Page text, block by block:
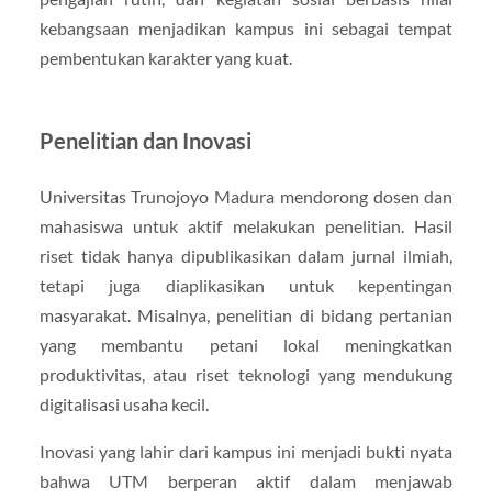
kebangsaan menjadikan kampus ini sebagai tempat
pembentukan karakter yang kuat.
Penelitian dan Inovasi
Universitas Trunojoyo Madura mendorong dosen dan
mahasiswa untuk aktif melakukan penelitian. Hasil
riset tidak hanya dipublikasikan dalam jurnal ilmiah,
tetapi juga diaplikasikan untuk kepentingan
masyarakat. Misalnya, penelitian di bidang pertanian
yang membantu petani lokal meningkatkan
produktivitas, atau riset teknologi yang mendukung
digitalisasi usaha kecil.
Inovasi yang lahir dari kampus ini menjadi bukti nyata
bahwa UTM berperan aktif dalam menjawab